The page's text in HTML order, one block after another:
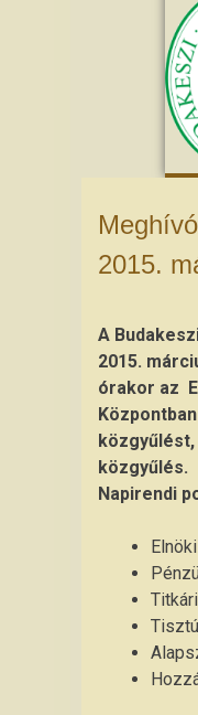
Meghívó közgyűlésre
2015.
A
2015.
órakor az
közgyűlés.
Napirendi